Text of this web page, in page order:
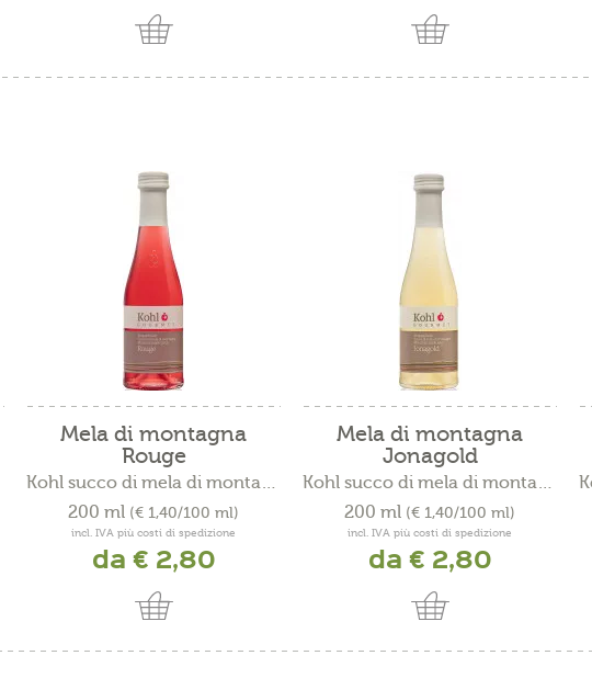
Mela di montagna
Rouge
Kohl succo di mela di montagna
200 ml (€ 1,40/100 ml)
incl. IVA più costi di spedizione
da € 2,80
Mela di montagna
Jonagold
Kohl succo di mela di montagna
200 ml (€ 1,40/100 ml)
incl. IVA più costi di spedizione
da € 2,80